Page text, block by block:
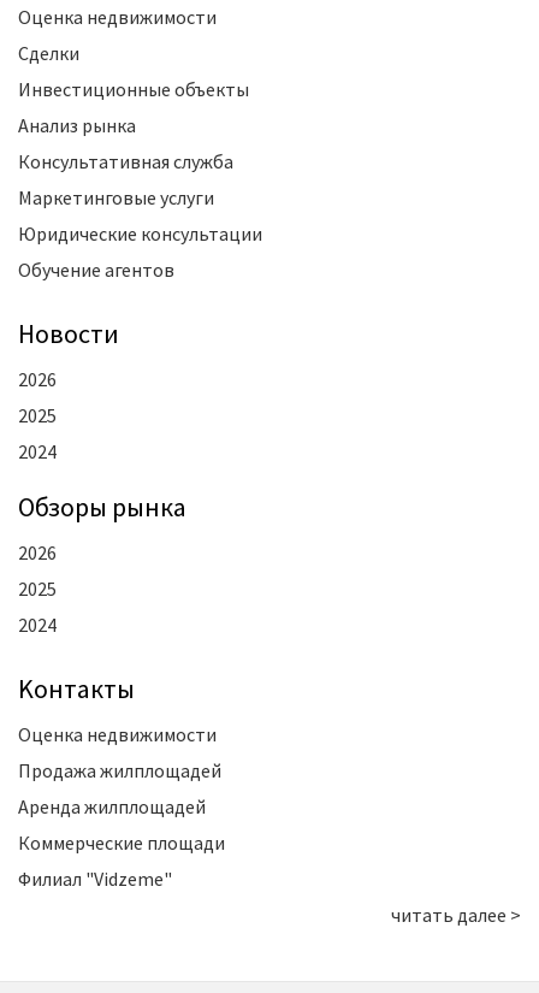
Оценка недвижимости
Сделки
Инвестиционные объекты
Анализ рынка
Консультативная служба
Маркетинговые услуги
Юридические консультации
Обучение агентов
Новости
2026
2025
2024
Oбзоры рынка
2026
2025
2024
Kонтакты
Оценка недвижимости
Продажа жилплощадей
Аренда жилплощадей
Коммерческие площади
Филиал "Vidzeme"
читать далее >